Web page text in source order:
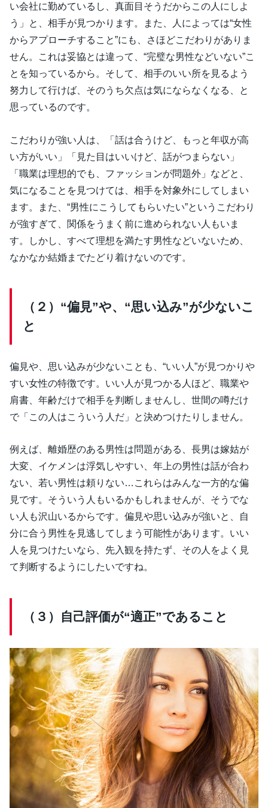
い会社に勤めているし、真面目そうだからこの人にしよ
う」と、相手が見つかります。また、人によっては“女性
からアプローチすること”にも、さほどこだわりがありま
せん。これは妥協とは違って、“完璧な男性などいない”こ
とを知っているから。そして、相手のいい所を見るよう
努力して行けば、そのうち欠点は気にならなくなる、と
思っているのです。
こだわりが強い人は、「話は合うけど、もっと年収が高
い方がいい」「見た目はいいけど、話がつまらない」
「職業は理想的でも、ファッションが問題外」などと、
気になることを見つけては、相手を対象外にしてしまい
ます。また、“男性にこうしてもらいたい”というこだわり
が強すぎて、関係をうまく前に進められない人もいま
す。しかし、すべて理想を満たす男性などいないため、
なかなか結婚までたどり着けないのです。
（２）“偏見”や、“思い込み”が少ないこ
と
偏見や、思い込みが少ないことも、“いい人”が見つかりや
すい女性の特徴です。いい人が見つかる人ほど、職業や
肩書、年齢だけで相手を判断しませんし、世間の噂だけ
で「この人はこういう人だ」と決めつけたりしません。
例えば、離婚歴のある男性は問題がある、長男は嫁姑が
大変、イケメンは浮気しやすい、年上の男性は話が合わ
ない、若い男性は頼りない…これらはみんな一方的な偏
見です。そういう人もいるかもしれませんが、そうでな
い人も沢山いるからです。偏見や思い込みが強いと、自
分に合う男性を見逃してしまう可能性があります。いい
人を見つけたいなら、先入観を持たず、その人をよく見
て判断するようにしたいですね。
（３）自己評価が“適正”であること